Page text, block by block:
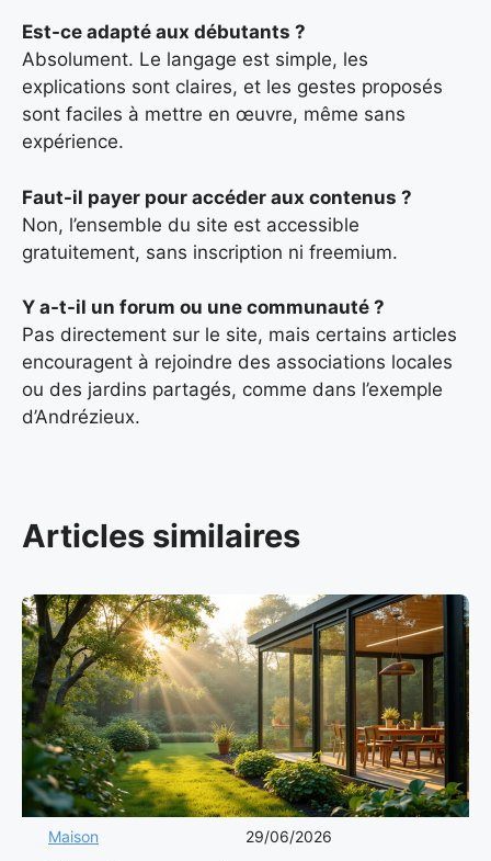
Est-ce adapté aux débutants ?
Absolument. Le langage est simple, les
explications sont claires, et les gestes proposés
sont faciles à mettre en œuvre, même sans
expérience.
Faut-il payer pour accéder aux contenus ?
Non, l’ensemble du site est accessible
gratuitement, sans inscription ni freemium.
Y a-t-il un forum ou une communauté ?
Pas directement sur le site, mais certains articles
encouragent à rejoindre des associations locales
ou des jardins partagés, comme dans l’exemple
d’Andrézieux.
Articles similaires
Maison 29/06/2026